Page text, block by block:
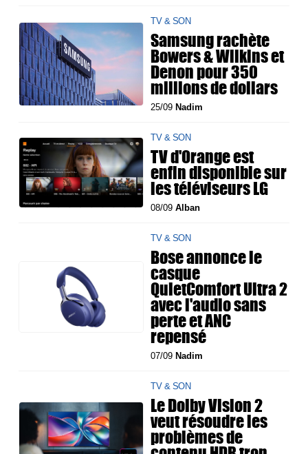
TV & SON
Samsung rachète
Bowers & Wilkins et
Denon pour 350
millions de dollars
25/09 Nadim
TV & SON
TV d'Orange est
enfin disponible sur
les téléviseurs LG
08/09Alban
TV & SON
Bose annonce le
casque
QuietComfort Ultra 2
avec l'audio sans
perte et ANC
repensé
07/09 Nadim
TV & SON
Le Dolby Vision 2
veut résoudre les
problèmes de